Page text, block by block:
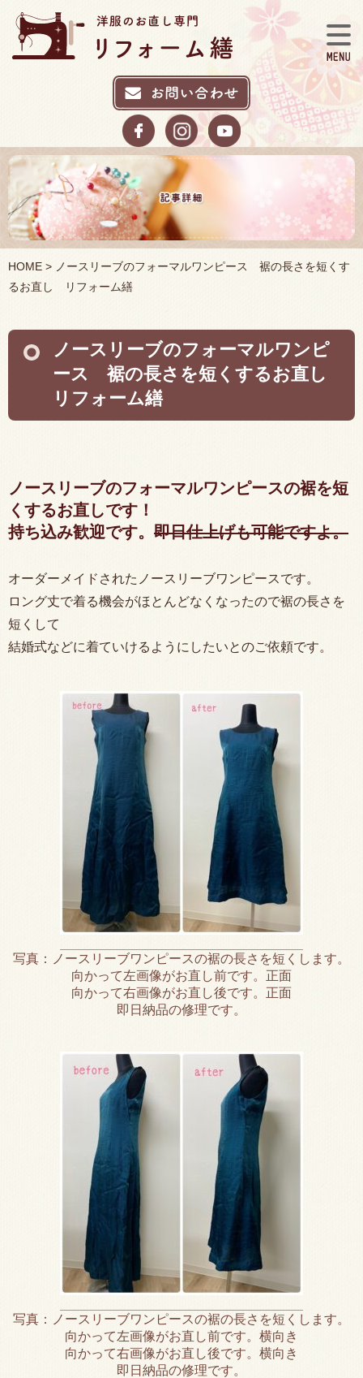
HOME > ノースリーブのフォーマルワンピース 裾の長さを短くす
るお直し リフォーム繕
ノースリーブのフォーマルワンピ
ース 裾の長さを短くするお直し
リフォーム繕
ノースリーブのフォーマルワンピースの裾を短
くするお直しです！
持ち込み歓迎です。 即日仕上げも可能ですよ。
オーダーメイドされたノースリーブワンピースです。
ロング丈で着る機会がほとんどなくなったので裾の長さを
短くして
結婚式などに着ていけるようにしたいとのご依頼です。
写真：ノースリーブワンピースの裾の長さを短くします。
向かって左画像がお直し前です。正面
向かって右画像がお直し後です。正面
即日納品の修理です。
写真：ノースリーブワンピースの裾の長さを短くします。
向かって左画像がお直し前です。横向き
向かって右画像がお直し後です。横向き
即日納品の修理です。